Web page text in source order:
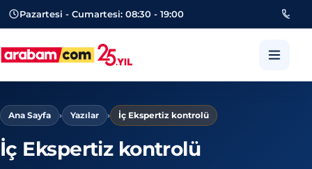
Pazartesi - Cumartesi: 08:30 - 19:00
arabam.com Güngören oto
Ana Sayfa › Yazılar › İç Ekspertiz kontrolü
İç Ekspertiz kontrolü